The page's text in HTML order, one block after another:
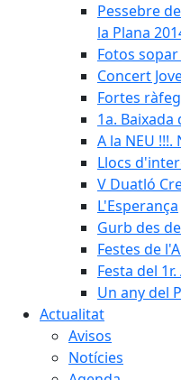
Pessebre
la Plana
Fotos
Concert
Fortes
1a.
A la NEU
Llocs
V Duatló
L'Esperança
Gurb des
Festes de
Festa del
Un any del
Actualitat
Avisos
Notícies